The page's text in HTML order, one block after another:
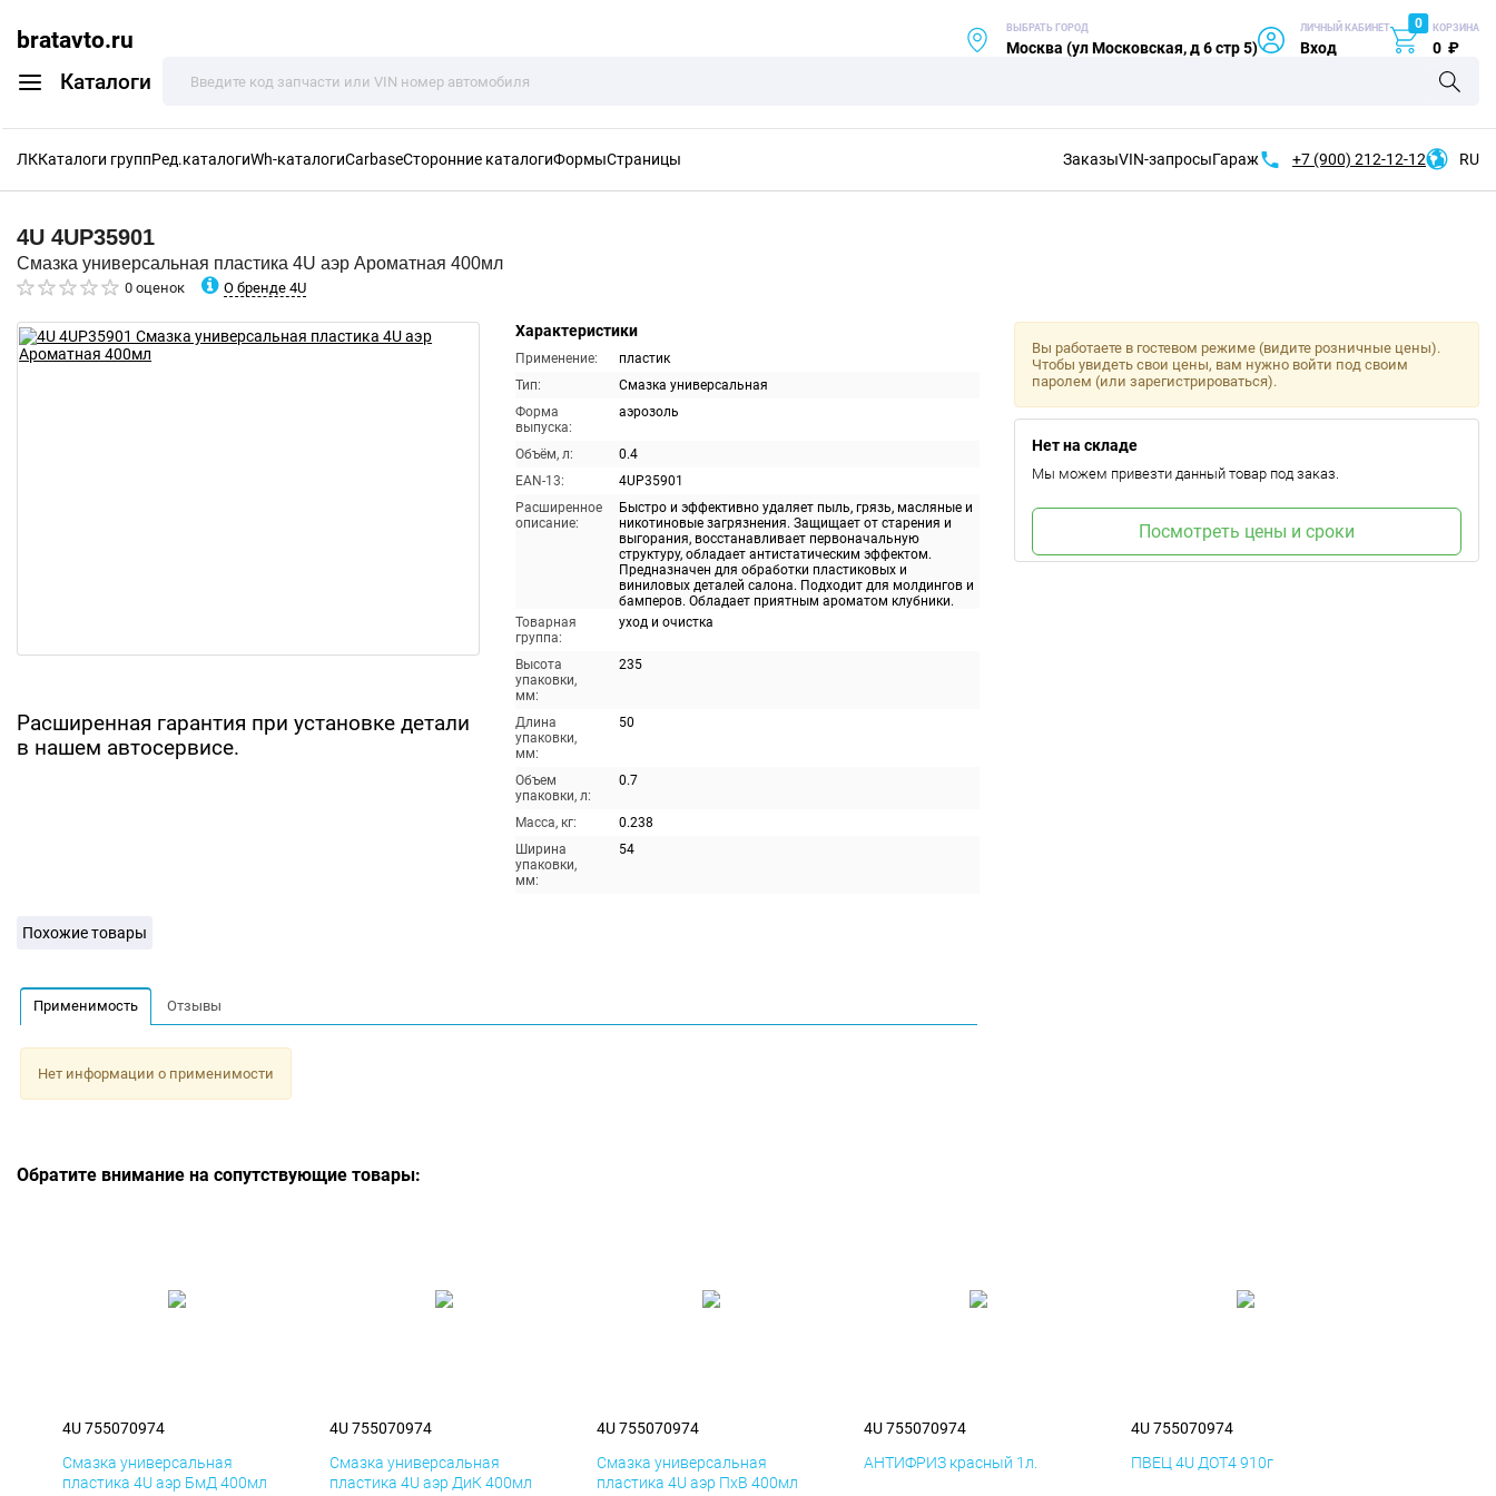
bratavto.ru
Каталоги
ВЫБРАТЬ ГОРОД
Москва (ул Московская, д 6 стр 5)
ЛИЧНЫЙ КАБИНЕТ
Вход
0 КОРЗИНА
0 ₽
ЛККаталоги группРед.каталогиWh-каталогиCarbaseСторонние каталогиФормыСтраницы ЗаказыVIN-запросыГараж +7 (900) 212-12-12 RU
4U 4UP35901
Смазка универсальная пластика 4U аэр Ароматная 400мл
0 оценок О бренде 4U
Расширенная гарантия при установке детали
в нашем автосервисе.
Характеристики
Применение:
пластик
Тип:
Смазка универсальная
Форма
выпуска:
аэрозоль
Объём, л:
0.4
EAN-13:
4UP35901
Расширенное
описание:
Быстро и эффективно удаляет пыль, грязь, масляные и
никотиновые загрязнения. Защищает от старения и
выгорания, восстанавливает первоначальную
структуру, обладает антистатическим эффектом.
Предназначен для обработки пластиковых и
виниловых деталей салона. Подходит для молдингов и
бамперов. Обладает приятным ароматом клубники.
Товарная
группа:
уход и очистка
Высота
упаковки,
мм:
235
Длина
упаковки,
мм:
50
Объем
упаковки, л:
0.7
Масса, кг:
0.238
Ширина
упаковки,
мм:
54
Вы работаете в гостевом режиме (видите розничные цены).
Чтобы увидеть свои цены, вам нужно войти под своим
паролем (или зарегистрироваться).
Нет на складе
Мы можем привезти данный товар под заказ.
Посмотреть цены и сроки
Похожие товары
Применимость Отзывы
Нет информации о применимости
Обратите внимание на сопутствующие товары:
4U 755070974
Смазка универсальная
пластика 4U аэр БмД 400мл
4U 755070974
Смазка универсальная
пластика 4U аэр ДиК 400мл
4U 755070974
Смазка универсальная
пластика 4U аэр ПхВ 400мл
4U 755070974
АНТИФРИЗ красный 1л.
4U 755070974
ПВЕЦ 4U ДОТ4 910г